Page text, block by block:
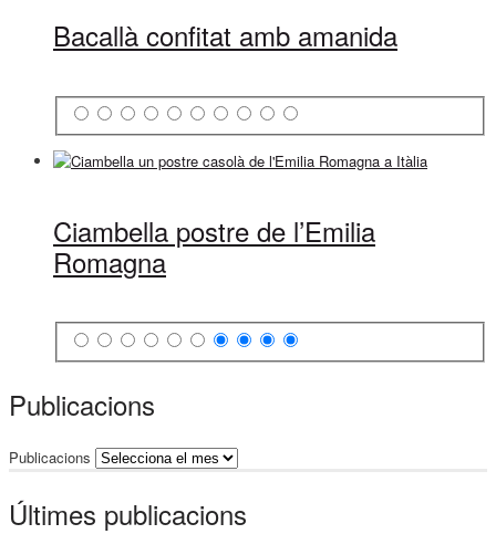
Bacallà confitat amb amanida
Ciambella postre de l’Emilia
Romagna
Publicacions
Publicacions
Últimes publicacions